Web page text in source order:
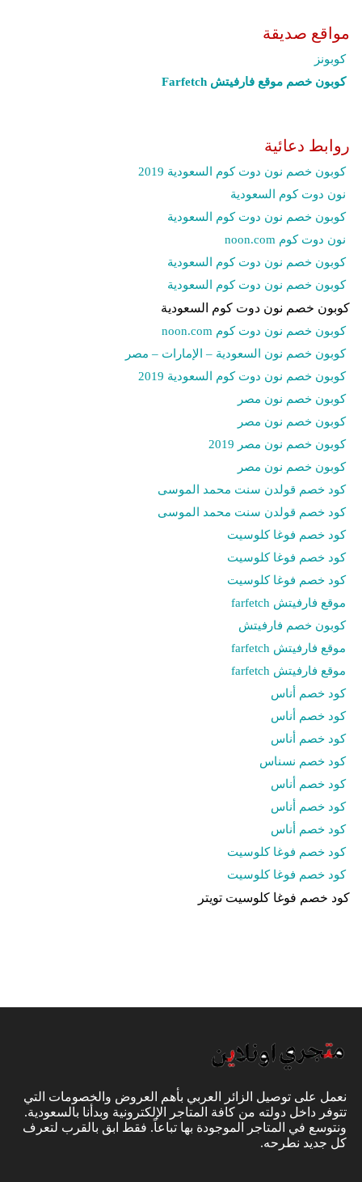
مواقع صديقة
كوبونز
كوبون خصم موقع فارفيتش Farfetch‎
روابط دعائية
كوبون خصم نون دوت كوم السعودية 2019
نون دوت كوم السعودية
كوبون خصم نون دوت كوم السعودية
نون دوت كوم noon.com
كوبون خصم نون دوت كوم السعودية
كوبون خصم نون دوت كوم السعودية
كوبون خصم نون دوت كوم السعودية
كوبون خصم نون دوت كوم noon.com
كوبون خصم نون السعودية – الإمارات – مصر
كوبون خصم نون دوت كوم السعودية 2019
كوبون خصم نون مصر
كوبون خصم نون مصر
كوبون خصم نون مصر 2019
كوبون خصم نون مصر
كود خصم قولدن سنت محمد الموسى
كود خصم قولدن سنت محمد الموسى
كود خصم فوغا كلوسيت
كود خصم فوغا كلوسيت
كود خصم فوغا كلوسيت
موقع فارفيتش farfetch
كوبون خصم فارفيتش
موقع فارفيتش farfetch
موقع فارفيتش farfetch
كود خصم أناس
كود خصم أناس
كود خصم أناس
كود خصم نسناس
كود خصم أناس
كود خصم أناس
كود خصم أناس
كود خصم فوغا كلوسيت
كود خصم فوغا كلوسيت
كود خصم فوغا كلوسيت تويتر
نعمل على توصيل الزائر العربي بأهم العروض والخصومات التي
تتوفر داخل دولته من كافة المتاجر الإلكترونية وبدأنا بالسعودية.
ونتوسع في المتاجر الموجودة بها تباعاً. فقط ابق بالقرب لتعرف
كل جديد نطرحه.